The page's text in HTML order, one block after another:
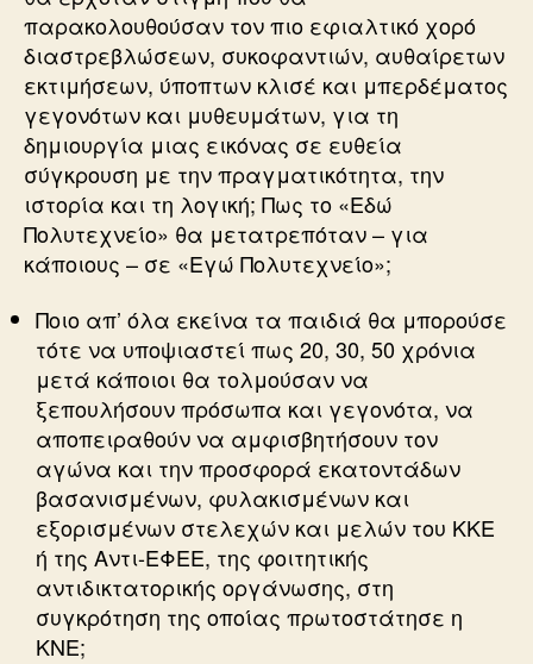
παρακολουθούσαν τον πιο εφιαλτικό χορό
διαστρεβλώσεων, συκοφαντιών, αυθαίρετων
εκτιμήσεων, ύποπτων κλισέ και μπερδέματος
γεγονότων και μυθευμάτων, για τη
δημιουργία μιας εικόνας σε ευθεία
σύγκρουση με την πραγματικότητα, την
ιστορία και τη λογική; Πως το «Εδώ
Πολυτεχνείο» θα μετατρεπόταν – για
κάποιους – σε «Εγώ Πολυτεχνείο»;
Ποιο απ’ όλα εκείνα τα παιδιά θα μπορούσε
τότε να υποψιαστεί πως 20, 30, 50 χρόνια
μετά κάποιοι θα τολμούσαν να
ξεπουλήσουν πρόσωπα και γεγονότα, να
αποπειραθούν να αμφισβητήσουν τον
αγώνα και την προσφορά εκατοντάδων
βασανισμένων, φυλακισμένων και
εξορισμένων στελεχών και μελών του ΚΚΕ
ή της Αντι-ΕΦΕΕ, της φοιτητικής
αντιδικτατορικής οργάνωσης, στη
συγκρότηση της οποίας πρωτοστάτησε η
ΚΝΕ;